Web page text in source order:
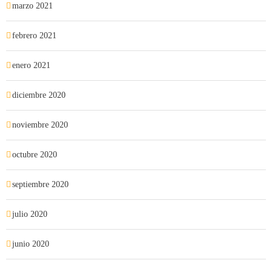
marzo 2021
febrero 2021
enero 2021
diciembre 2020
noviembre 2020
octubre 2020
septiembre 2020
julio 2020
junio 2020